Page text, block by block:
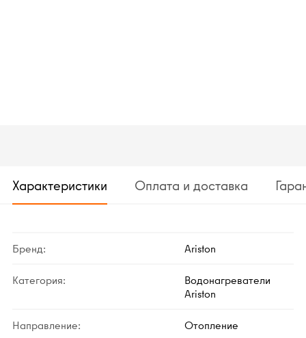
Характеристики Оплата и доставка
Бренд: Ariston
Категория:
Водонагреватели
Ariston
Направление: Отопление